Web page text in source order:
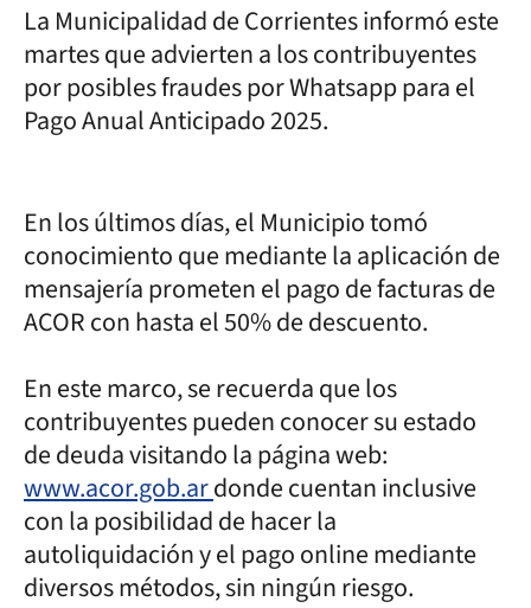
La Municipalidad de Corrientes informó este
martes que advierten a los contribuyentes
por posibles fraudes por Whatsapp para el
Pago Anual Anticipado 2025.
En los últimos días, el Municipio tomó
conocimiento que mediante la aplicación de
mensajería prometen el pago de facturas de
ACOR con hasta el 50% de descuento.
En este marco, se recuerda que los
contribuyentes pueden conocer su estado
de deuda visitando la página web:
www.acor.gob.ardonde cuentan inclusive
con la posibilidad de hacer la
autoliquidación y el pago online mediante
diversos métodos, sin ningún riesgo.